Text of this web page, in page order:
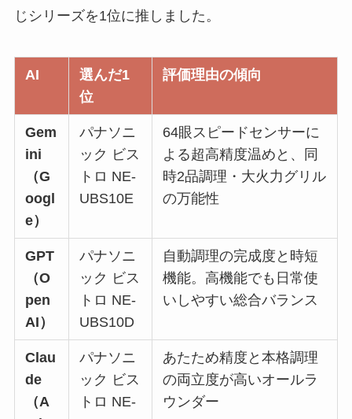
じシリーズを1位に推しました。
AI
選んだ1
位
評価理由の傾向
Gem
ini
（G
oogl
e）
パナソニ
ック ビス
トロ NE-
UBS10E
64眼スピードセンサーに
よる超高精度温めと、同
時2品調理・大火力グリル
の万能性
GPT
（O
pen
AI）
パナソニ
ック ビス
トロ NE-
UBS10D
自動調理の完成度と時短
機能。高機能でも日常使
いしやすい総合バランス
Clau
de
（A
パナソニ
ック ビス
トロ NE-
あたため精度と本格調理
の両立度が高いオールラ
ウンダー